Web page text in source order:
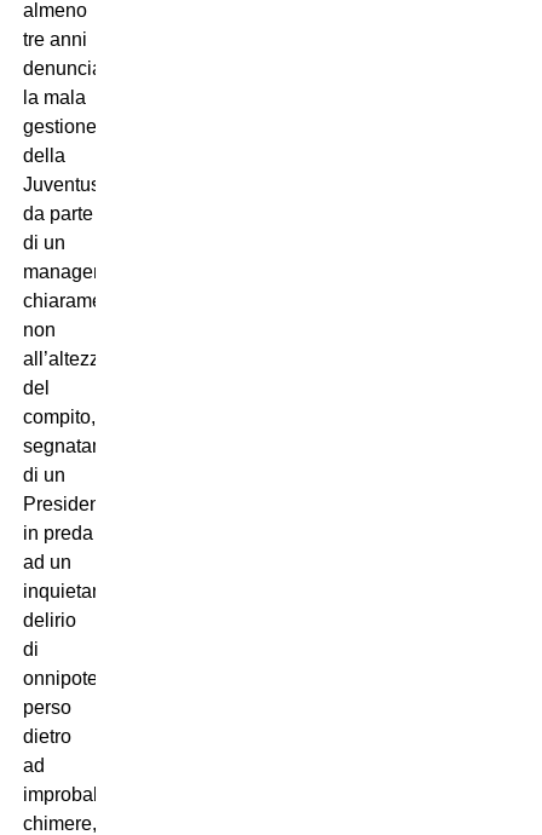
almeno
tre anni
denunciavo
la mala
gestione
della
Juventus
da parte
di un
management
chiaramente
non
all’altezza
del
compito,
segnatamente
di un
Presidente
in preda
ad un
inquietante
delirio
di
onnipotenza,
perso
dietro
ad
improbabili
chimere,